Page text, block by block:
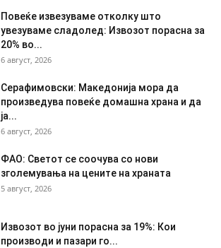
Повеќе извезуваме отколку што
увезуваме сладолед: Извозот порасна за
20% во...
6 август, 2026
Серафимовски: Македонија мора да
произведува повеќе домашна храна и да
ја...
6 август, 2026
ФАО: Светот се соочува со нови
зголемувања на цените на храната
5 август, 2026
Извозот во јуни порасна за 19%: Кои
производи и пазари го...